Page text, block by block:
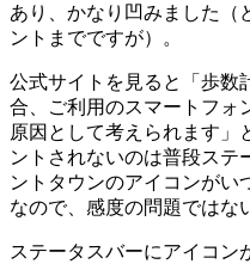
あり、かなり凹みました（
ントまでですが）。
公式サイトを見ると「歩数
合、ご利用のスマートフォ
原因として考えられます」
ントされないのは普段ステ
ントタウンのアイコンがい
なので、感度の問題ではな
ステータスバーにアイコン